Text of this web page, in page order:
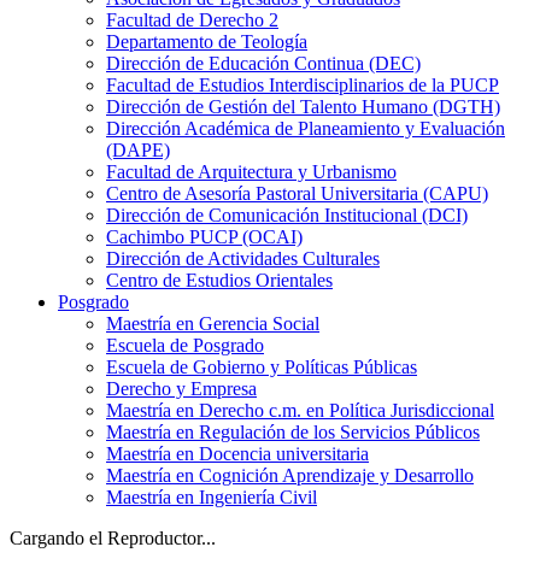
Facultad de Derecho 2
Departamento de Teología
Dirección de Educación Continua (DEC)
Facultad de Estudios Interdisciplinarios de la PUCP
Dirección de Gestión del Talento Humano (DGTH)
Dirección Académica de Planeamiento y Evaluación
(DAPE)
Facultad de Arquitectura y Urbanismo
Centro de Asesoría Pastoral Universitaria (CAPU)
Dirección de Comunicación Institucional (DCI)
Cachimbo PUCP (OCAI)
Dirección de Actividades Culturales
Centro de Estudios Orientales
Posgrado
Maestría en Gerencia Social
Escuela de Posgrado
Escuela de Gobierno y Políticas Públicas
Derecho y Empresa
Maestría en Derecho c.m. en Política Jurisdiccional
Maestría en Regulación de los Servicios Públicos
Maestría en Docencia universitaria
Maestría en Cognición Aprendizaje y Desarrollo
Maestría en Ingeniería Civil
Cargando el Reproductor...